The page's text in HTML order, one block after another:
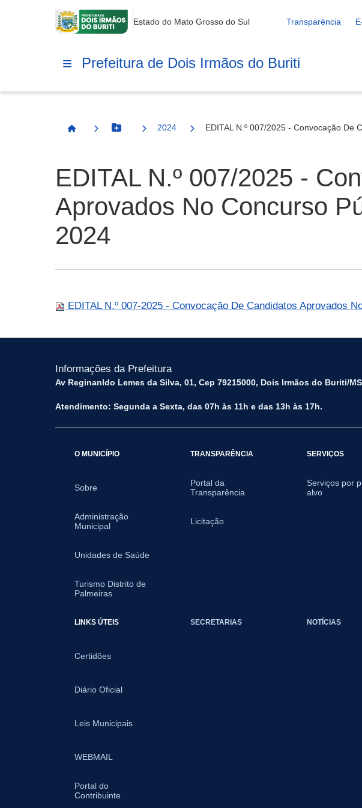
Estado do Mato Grosso do Sul Transparência
Prefeitura de Dois Irmãos do Buriti
Página InicialBotão Menu
2024 EDITAL N.º 007/2025 - Convocação De
EDITAL N.º 007/2025 -
Aprovados No Concurso
2024
EDITAL N.º 007-2025 - Convocação De Candidatos Aprovados
Informações da Prefeitura
Av Reginanldo Lemes da Silva, 01, Cep 79215000, Dois Irmãos do Buriti/MS
Atendimento: Segunda a Sexta, das 07h às 11h e das 13h às 17h.
O MUNICÍPIO
Sobre
Administração
Municipal
Unidades de Saúde
Turismo Distrito de
Palmeiras
TRANSPARÊNCIA
Portal da
Transparência
Licitação
SERVIÇOS
Serviços por
alvo
LINKS ÚTEIS
Certidões
Diário Oficial
Leis Municipais
WEBMAIL
Portal do
Contribuinte
SECRETARIAS NOTÍCIAS